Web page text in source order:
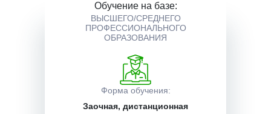
Обучение на базе:
ВЫСШЕГО/СРЕДНЕГО
ПРОФЕССИОНАЛЬНОГО
ОБРАЗОВАНИЯ
Форма обучения:
Заочная, дистанционная
Получаемые документы